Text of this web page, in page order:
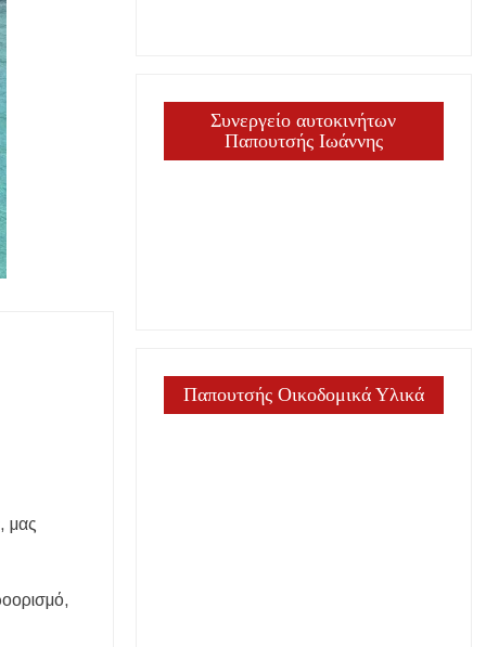
μας
Συνεργείο αυτοκινήτων
Παπουτσής Ιωάννης
Παπουτσής Οικοδομικά Υλικά